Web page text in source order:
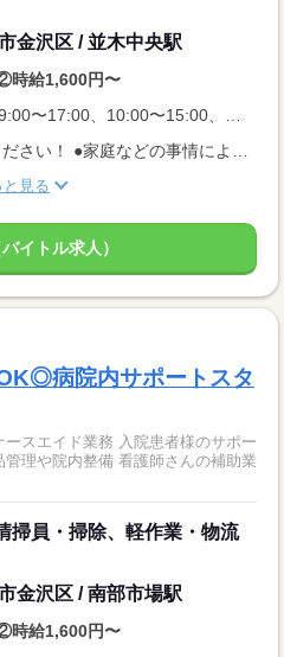
金沢区 / 並木中央駅
時給1,600円〜
と見る
イトル求人）
病院内サポートスタ
ースエイド業務 入院患者様のサポー
管理や院内整備 看護師さんの補助業
員・掃除、軽作業・物流
金沢区 / 南部市場駅
時給1,600円〜